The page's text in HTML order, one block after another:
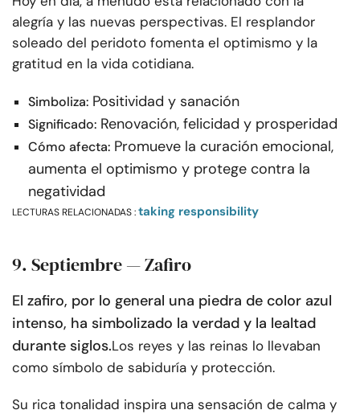
alegría y las nuevas perspectivas. El resplandor
soleado del peridoto fomenta el optimismo y la
gratitud en la vida cotidiana.
Simboliza: Positividad y sanación
Significado: Renovación, felicidad y prosperidad
Cómo afecta: Promueve la curación emocional,
aumenta el optimismo y protege contra la
negatividad
LECTURAS RELACIONADAS :taking responsibility
9. Septiembre — Zafiro
El zafiro, por lo general una piedra de color azul
intenso, ha simbolizado la verdad y la lealtad
durante siglos.Los reyes y las reinas lo llevaban
como símbolo de sabiduría y protección.
Su rica tonalidad inspira una sensación de calma y